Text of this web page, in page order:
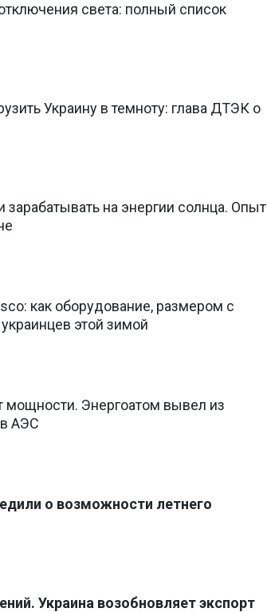
света: полный список
Украину в темноту: глава ДТЭК о
на энергии солнца. Опыт
как оборудование, размером с
этой зимой
мощности. Энергоатом вывел из
АЭС
о возможности летнего
Украина возобновляет экспорт